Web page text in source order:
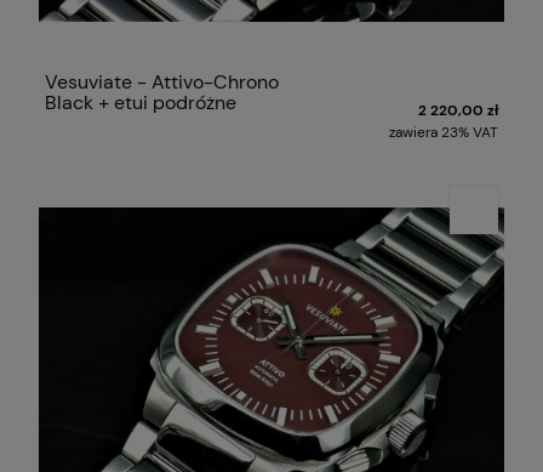
Vesuviate - Attivo-Chrono
Black + etui podróżne
2 220,00 zł
zawiera 23% VAT